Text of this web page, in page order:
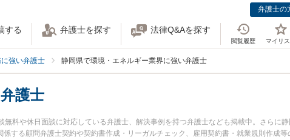
弁護士の
する 弁護士を探す 法律Q&Aを探す
閲覧履歴 マイリス
強い弁護士 静岡県で環境・エネルギー業界に強い弁護士
護士
料や休日面談に対応している弁護士、解決事例を持つ弁護士なども掲載中。さらに
する顧問弁護士契約や契約書作成・リーガルチェック、雇用契約書・就業規則作成等